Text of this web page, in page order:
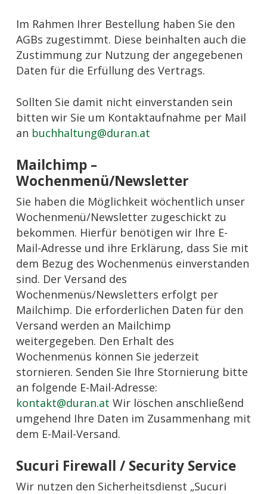
Im Rahmen Ihrer Bestellung haben Sie den
AGBs zugestimmt. Diese beinhalten auch die
Zustimmung zur Nutzung der angegebenen
Daten für die Erfüllung des Vertrags.
Sollten Sie damit nicht einverstanden sein
bitten wir Sie um Kontaktaufnahme per Mail
an buchhaltung@duran.at
Mailchimp –
Wochenmenü/Newsletter
Sie haben die Möglichkeit wöchentlich unser
Wochenmenü/Newsletter zugeschickt zu
bekommen. Hierfür benötigen wir Ihre E-
Mail-Adresse und ihre Erklärung, dass Sie mit
dem Bezug des Wochenmenüs einverstanden
sind. Der Versand des
Wochenmenüs/Newsletters erfolgt per
Mailchimp. Die erforderlichen Daten für den
Versand werden an Mailchimp
weitergegeben. Den Erhalt des
Wochenmenüs können Sie jederzeit
stornieren. Senden Sie Ihre Stornierung bitte
an folgende E-Mail-Adresse:
kontakt@duran.at Wir löschen anschließend
umgehend Ihre Daten im Zusammenhang mit
dem E-Mail-Versand.
Sucuri Firewall / Security Service
Wir nutzen den Sicherheitsdienst „Sucuri